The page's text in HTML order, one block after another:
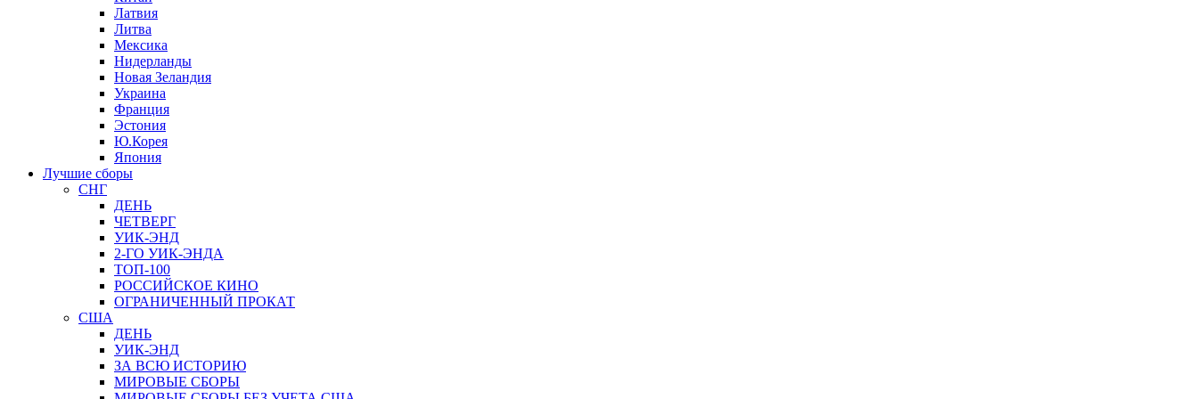
Латвия
Литва
Мексика
Нидерланды
Новая Зеландия
Украина
Франция
Эстония
Ю.Корея
Япония
Лучшие сборы
СНГ
ДЕНЬ
ЧЕТВЕРГ
УИК-ЭНД
2-ГО УИК-ЭНДА
ТОП-100
РОССИЙСКОЕ КИНО
ОГРАНИЧЕННЫЙ ПРОКАТ
США
ДЕНЬ
УИК-ЭНД
ЗА ВСЮ ИСТОРИЮ
МИРОВЫЕ СБОРЫ